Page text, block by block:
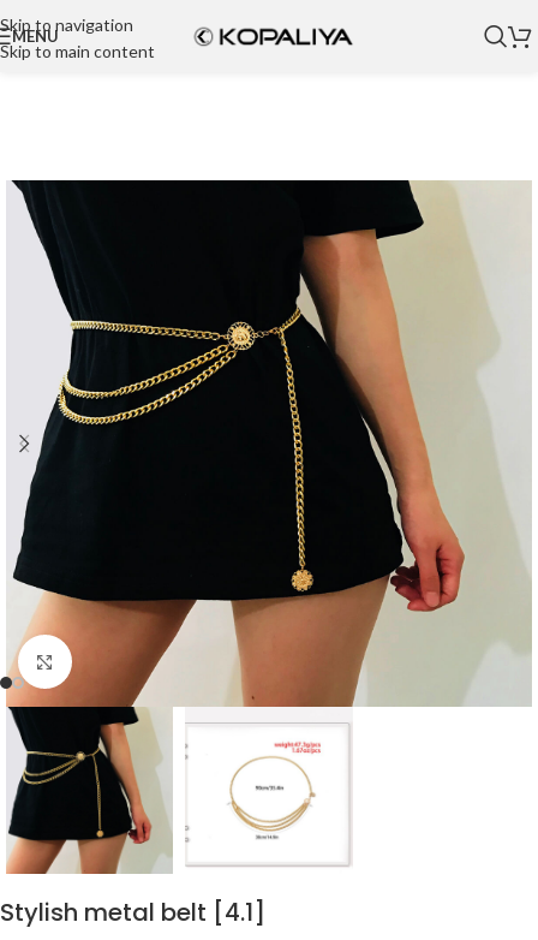
Skip to navigation
Skip to main content
MENU
Click to enlarge
Stylish metal belt [4.1]